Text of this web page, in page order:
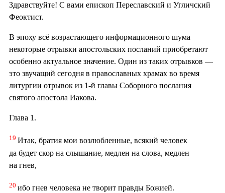
Здравствуйте! С вами епископ Переславский и Угличский
Феоктист.
В эпоху всё возрастающего информационного шума
некоторые отрывки апостольских посланий приобретают
особенно актуальное значение. Один из таких отрывков —
это звучащий сегодня в православных храмах во время
литургии отрывок из 1-й главы Соборного послания
святого апостола Иакова.
Глава 1.
19 Итак, братия мои возлюбленные, всякий человек
да будет скор на слышание, медлен на слова, медлен
на гнев,
20 ибо гнев человека не творит правды Божией.